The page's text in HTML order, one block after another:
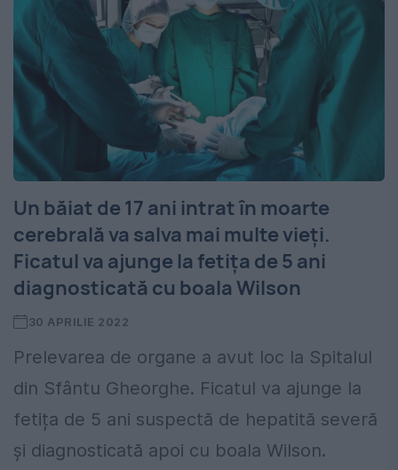
Un băiat de 17 ani intrat în moarte
cerebrală va salva mai multe vieți.
Ficatul va ajunge la fetița de 5 ani
diagnosticată cu boala Wilson
30 APRILIE 2022
Prelevarea de organe a avut loc la Spitalul
din Sfântu Gheorghe. Ficatul va ajunge la
fetița de 5 ani suspectă de hepatită severă
și diagnosticată apoi cu boala Wilson.